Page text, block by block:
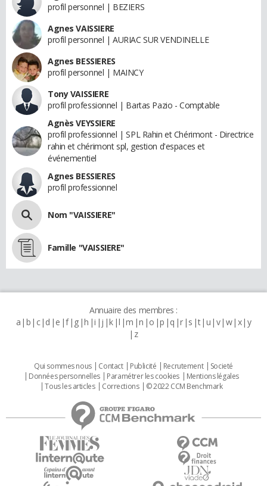
profil personnel | BEZIERS
Agnes VAISSIERE
profil personnel | AURIAC SUR VENDINELLE
Agnes BESSIERES
profil personnel | MAINCY
Tony VAISSIERE
profil professionnel | Bartas Pazio - Comptable
Agnès VEYSSIERE
profil professionnel | SPL Rahin et Chérimont - Directrice
rahin et chérimont spl, gestion d'espaces et
événementiel
Agnes BESSIERES
profil professionnel
Nom "VAISSIERE"
Famille "VAISSIERE"
Annuaire des membres :
a b c d e f g h i j k l m n o p q r s t u v w x y
z
Qui sommes nous Contact Publicité Recrutement
Societé
Données personnelles
Paramétrer les cookies
Mentions légales
Tous les articles
Corrections © 2022 CCM Benchmark